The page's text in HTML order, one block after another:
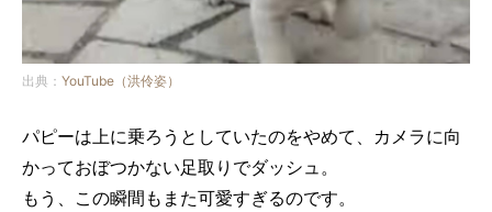
出典： YouTube（洪伶姿）
パピーは上に乗ろうとしていたのをやめて、カメラに向
かっておぼつかない足取りでダッシュ。
もう、この瞬間もまた可愛すぎるのです。